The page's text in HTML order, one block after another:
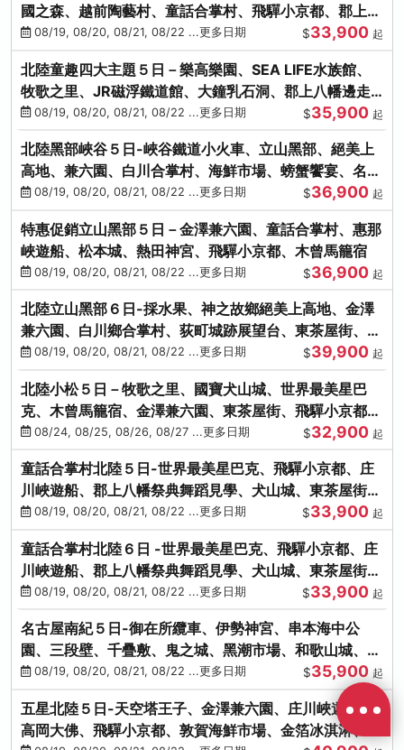
國之森、越前陶藝村、童話合掌村、飛驒小京都、郡上八
幡08/19, 08/20, 08/21, 08/22 ...更多日期 $33,900 起
北陸童趣四大主題５日－樂高樂園、SEA LIFE水族館、
牧歌之里、JR磁浮鐵道館、大鐘乳石洞、郡上八幡邊走
邊吃08/19, 08/20, 08/21, 08/22 ...更多日期 $35,900 起
北陸黑部峽谷５日-峽谷鐵道小火車、立山黑部、絕美上
高地、兼六園、白川合掌村、海鮮市場、螃蟹饗宴、名湯
雙溫泉
08/19, 08/20, 08/21, 08/22 ...更多日期 $36,900 起
特惠促銷立山黑部５日－金澤兼六園、童話合掌村、惠那
峽遊船、松本城、熱田神宮、飛驒小京都、木曾馬籠宿
08/19, 08/20, 08/21, 08/22 ...更多日期 $36,900 起
北陸立山黑部６日-採水果、神之故鄉絕美上高地、金澤
兼六園、白川鄉合掌村、荻町城跡展望台、東茶屋街、名
花之里絢爛花海
08/19, 08/20, 08/21, 08/22 ...更多日期 $39,900 起
北陸小松５日－牧歌之里、國寶犬山城、世界最美星巴
克、木曾馬籠宿、金澤兼六園、東茶屋街、飛驒小京都、
白川鄉合掌村
08/24, 08/25, 08/26, 08/27 ...更多日期 $32,900 起
童話合掌村北陸５日-世界最美星巴克、飛驒小京都、庄
川峽遊船、郡上八幡祭典舞蹈見學、犬山城、東茶屋街、
松葉蟹、金箔冰淇淋
08/19, 08/20, 08/21, 08/22 ...更多日期 $33,900 起
童話合掌村北陸６日 -世界最美星巴克、飛驒小京都、庄
川峽遊船、郡上八幡祭典舞蹈見學、犬山城、東茶屋街、
松葉蟹、金箔冰淇淋
08/19, 08/20, 08/21, 08/22 ...更多日期 $33,900 起
名古屋南紀５日-御在所纜車、伊勢神宮、串本海中公
園、三段壁、千疊敷、鬼之城、黑潮市場、和歌山城、伊
勢龍蝦溫泉
08/19, 08/20, 08/21, 08/22 ...更多日期 $35,900 起
五星北陸５日-天空塔王子、金澤兼六園、庄川峽遊船、
高岡大佛、飛驒小京都、敦賀海鮮市場、金箔冰淇淋、鰻